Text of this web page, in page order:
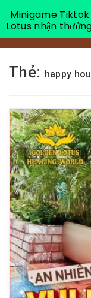
Thẻ: happy
Minigame
Lotus nhận